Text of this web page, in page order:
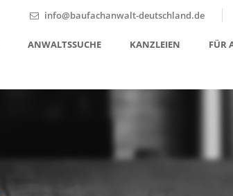
info@baufachanwalt-deutschland.de
ANWALTSSUCHE KANZLEIEN FÜR